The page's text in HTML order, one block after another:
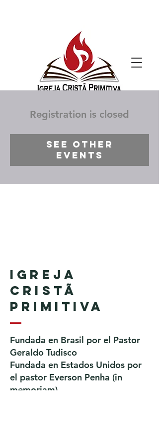
Registration is closed
See other
events
Igreja
Cristã
Primitiva
Fundada en Brasil por el Pastor
Geraldo Tudisco
Fundada en Estados Unidos por
el pastor Everson Penha ​(in
memoriam)